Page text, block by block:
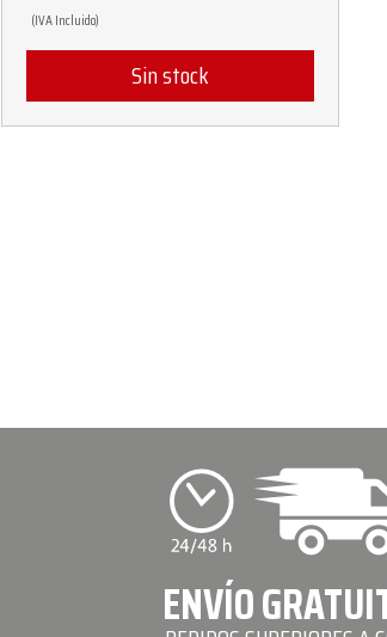
(IVA Incluido)
Sin stock
ENVÍO